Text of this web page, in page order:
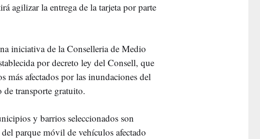
agilizar la entrega de la tarjeta por parte
iniciativa de la Conselleria de Medio
por decreto ley del Consell, que
afectados por las inundaciones del
de transporte gratuito.
y barrios seleccionados son
parque móvil de vehículos afectado